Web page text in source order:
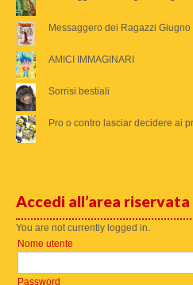
Messaggero dei Ragazzi Giugno
AMICI IMMAGINARI
Sorrisi bestiali
Pro o contro lasciar decidere ai
Accedi all’area riservata
You are not currently logged in.
Nome utente
Password